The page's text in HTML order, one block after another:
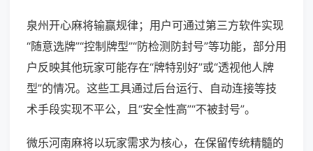
泉州开心麻将输赢规律；用户可通过第三方软件实现
“随意选牌”“控制牌型”“防检测防封号”等功能，部分用
户反映其他玩家可能存在“牌特别好”或“透视他人牌
型”的情况。这些工具通过后台运行、自动连接等技
术手段实现不平公，且“安全性高”“不被封号”。
微乐河南麻将以玩家需求为核心，在保留传统精髓的